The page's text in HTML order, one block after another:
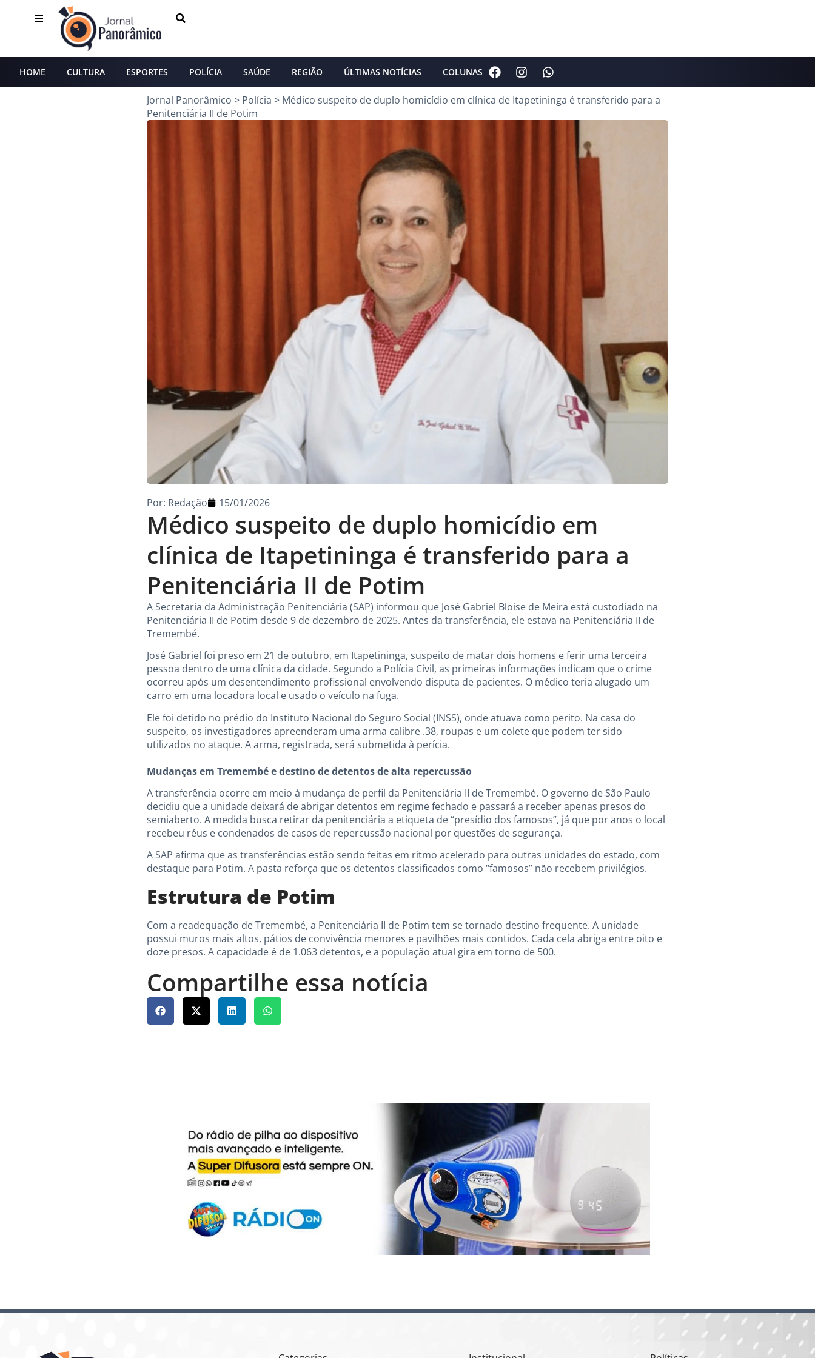
HOME CULTURA ESPORTES POLÍCIA SAÚDE REGIÃO ÚLTIMAS NOTÍCIAS COLUNAS
Jornal Panorâmico > Polícia > Médico suspeito de duplo homicídio em clínica de Itapetininga é transferido para a
Penitenciária II de Potim
Médico suspeito de duplo homicídio em
clínica de Itapetininga é transferido para a
Penitenciária II de Potim
Por: Redação 15/01/2026
A Secretaria da Administração Penitenciária (SAP) informou que José Gabriel Bloise de Meira está custodiado na
Penitenciária II de Potim desde 9 de dezembro de 2025. Antes da transferência, ele estava na Penitenciária II de
Tremembé.
José Gabriel foi preso em 21 de outubro, em Itapetininga, suspeito de matar dois homens e ferir uma terceira
pessoa dentro de uma clínica da cidade. Segundo a Polícia Civil, as primeiras informações indicam que o crime
ocorreu após um desentendimento profissional envolvendo disputa de pacientes. O médico teria alugado um
carro em uma locadora local e usado o veículo na fuga.
Ele foi detido no prédio do Instituto Nacional do Seguro Social (INSS), onde atuava como perito. Na casa do
suspeito, os investigadores apreenderam uma arma calibre .38, roupas e um colete que podem ter sido
utilizados no ataque. A arma, registrada, será submetida à perícia.
Mudanças em Tremembé e destino de detentos de alta repercussão
A transferência ocorre em meio à mudança de perfil da Penitenciária II de Tremembé. O governo de São Paulo
decidiu que a unidade deixará de abrigar detentos em regime fechado e passará a receber apenas presos do
semiaberto. A medida busca retirar da penitenciária a etiqueta de “presídio dos famosos”, já que por anos o local
recebeu réus e condenados de casos de repercussão nacional por questões de segurança.
A SAP afirma que as transferências estão sendo feitas em ritmo acelerado para outras unidades do estado, com
destaque para Potim. A pasta reforça que os detentos classificados como “famosos” não recebem privilégios.
Estrutura de Potim
Com a readequação de Tremembé, a Penitenciária II de Potim tem se tornado destino frequente. A unidade
possui muros mais altos, pátios de convivência menores e pavilhões mais contidos. Cada cela abriga entre oito e
doze presos. A capacidade é de 1.063 detentos, e a população atual gira em torno de 500.
Compartilhe essa notícia